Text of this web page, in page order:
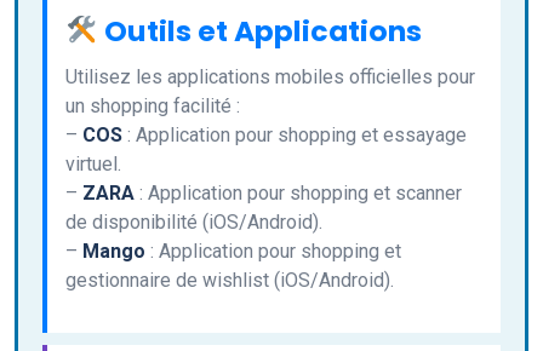
Outils et Applications
Utilisez les applications mobiles officielles pour
un shopping facilité :
– COS : Application pour shopping et essayage
virtuel.
– ZARA : Application pour shopping et scanner
de disponibilité (iOS/Android).
– Mango : Application pour shopping et
gestionnaire de wishlist (iOS/Android).